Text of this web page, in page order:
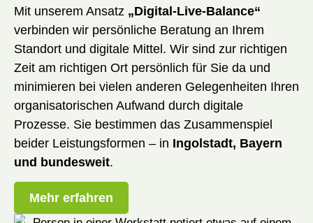
Mit unserem Ansatz „Digital-Live-Balance“
verbinden wir persönliche Beratung an Ihrem
Standort und digitale Mittel. Wir sind zur richtigen
Zeit am richtigen Ort persönlich für Sie da und
minimieren bei vielen anderen Gelegenheiten Ihren
organisatorischen Aufwand durch digitale
Prozesse. Sie bestimmen das Zusammenspiel
beider Leistungsformen – in Ingolstadt, Bayern
und bundesweit.
Mehr erfahren